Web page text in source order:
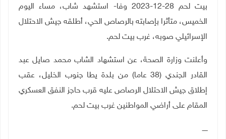
بيت لحم 28-12-2023 وفا- استشهد شاب، مساء اليوم
الخميس، متأثرا بإصابته بالرصاص الحي، أطلقه جيش الاحتلال
الإسرائيلي صوبه، غرب بيت لحم.
وأعلنت وزارة الصحة، عن استشهاد الشاب محمد صايل عبد
القادر الجندي (38 عاما) من بلدة يطا جنوب الخليل، عقب
إطلاق جيش الاحتلال الرصاص عليه قرب حاجز النفق العسكري
المقام على أراضي المواطنين غرب بيت لحم.
ـــــ